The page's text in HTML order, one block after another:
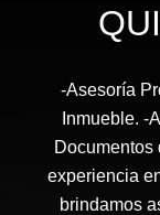
-Asesoría
Inmueble. -
Documentos
experiencia
brindamos